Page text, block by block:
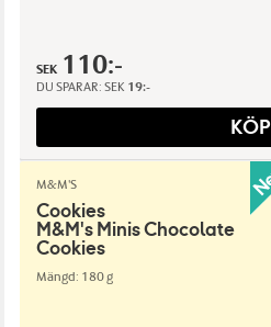
SEK 110:-
DU SPARAR: SEK 19:-
KÖP
M&M'S
Cookies
M&M's Minis Chocolate
Cookies
Mängd: 180 g